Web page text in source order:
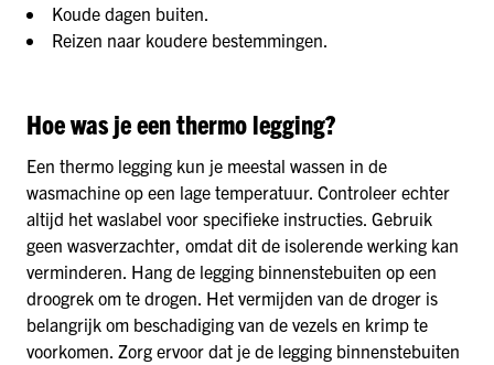
Koude dagen buiten.
Reizen naar koudere bestemmingen.
Hoe was je een thermo legging?
Een thermo legging kun je meestal wassen in de
wasmachine op een lage temperatuur. Controleer echter
altijd het waslabel voor specifieke instructies. Gebruik
geen wasverzachter, omdat dit de isolerende werking kan
verminderen. Hang de legging binnenstebuiten op een
droogrek om te drogen. Het vermijden van de droger is
belangrijk om beschadiging van de vezels en krimp te
voorkomen. Zorg ervoor dat je de legging binnenstebuiten